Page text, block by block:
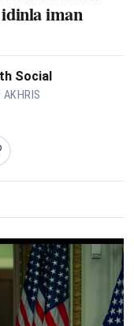
iman
Social
WhatsApp
link